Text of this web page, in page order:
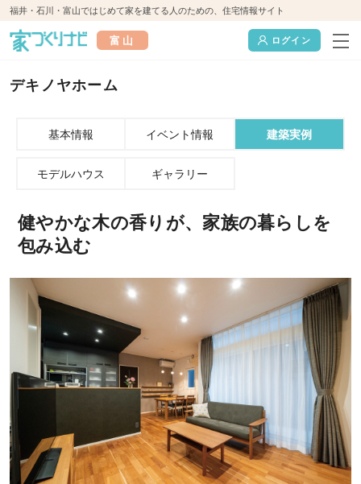
福井・石川・富山ではじめて家を建てる人のための、住宅情報サイト
富山 ログイン
デキノヤホーム
基本情報 イベント情報 建築実例
モデルハウス ギャラリー
健やかな木の香りが、家族の暮らしを
包み込む